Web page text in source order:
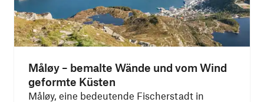
Måløy – bemalte Wände und vom Wind
geformte Küsten
Måløy, eine bedeutende Fischerstadt in